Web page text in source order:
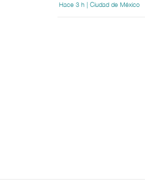
Hace 3 h | Ciudad de México